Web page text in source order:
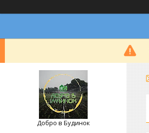
Добро в Будинок